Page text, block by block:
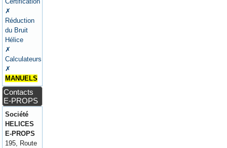
✗
Réduction
du Bruit
Hélice
✗
Calculateurs
✗
MANUELS
Contacts
E-PROPS
Société
HELICES
E-PROPS
195, Route